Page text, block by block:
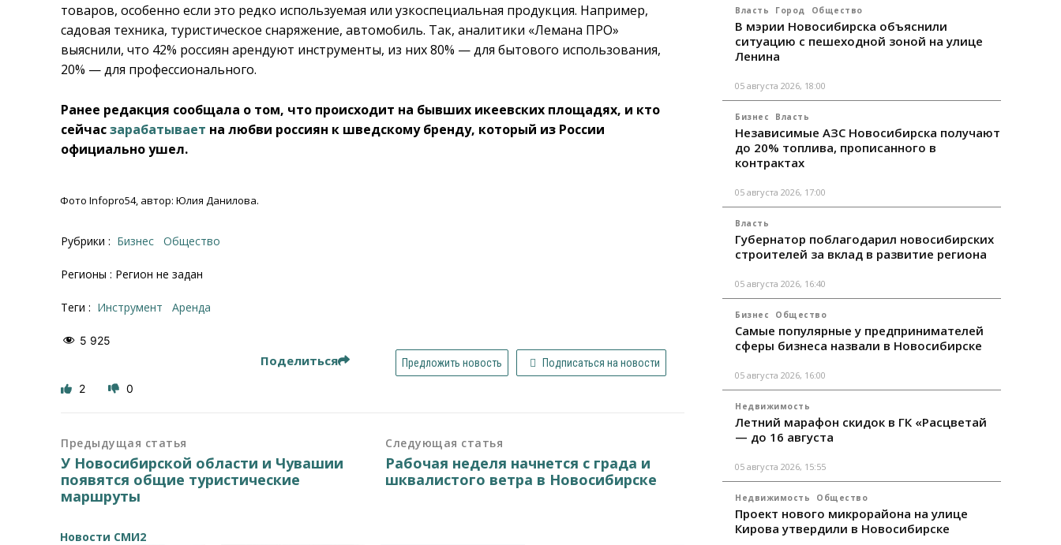
товаров, особенно если это редко используемая или узкоспециальная продукция. Например,
садовая техника, туристическое снаряжение, автомобиль. Так, аналитики «Лемана ПРО»
выяснили, что 42% россиян арендуют инструменты, из них 80% — для бытового использования,
20% — для профессионального.
Ранее редакция сообщала о том, что происходит на бывших икеевских площадях, и кто
сейчасзарабатывает на любви россиян к шведскому бренду, который из России
официально ушел.
Фото Infopro54, автор: Юлия Данилова.
Рубрики : Бизнес Общество
Регионы : Регион не задан
Теги : инструмент аренда
5 925
Поделиться Предложить новость Подписаться на новости
2 0
Предыдущая статья
У Новосибирской области и Чувашии
появятся общие туристические
маршруты
Следующая статья
Рабочая неделя начнется с града и
шквалистого ветра в Новосибирске
Новости СМИ2
Власть Город Общество
В мэрии Новосибирска объяснили
ситуацию с пешеходной зоной на улице
Ленина
05 августа 2026, 18:00
Бизнес Власть
Независимые АЗС Новосибирска получают
до 20% топлива, прописанного в
контрактах
05 августа 2026, 17:00
Власть
Губернатор поблагодарил новосибирских
строителей за вклад в развитие региона
05 августа 2026, 16:40
Бизнес Общество
Самые популярные у предпринимателей
сферы бизнеса назвали в Новосибирске
05 августа 2026, 16:00
Недвижимость
Летний марафон скидок в ГК «Расцветай
— до 16 августа
05 августа 2026, 15:55
Недвижимость Общество
Проект нового микрорайона на улице
Кирова утвердили в Новосибирске